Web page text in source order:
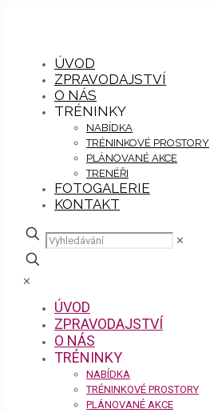
ÚVOD
ZPRAVODAJSTVÍ
O NÁS
TRÉNINKY
NABÍDKA
TRÉNINKOVÉ PROSTORY
PLÁNOVANÉ AKCE
TRENÉŘI
FOTOGALERIE
KONTAKT
✕
✕
ÚVOD
ZPRAVODAJSTVÍ
O NÁS
TRÉNINKY
NABÍDKA
TRÉNINKOVÉ PROSTORY
PLÁNOVANÉ AKCE